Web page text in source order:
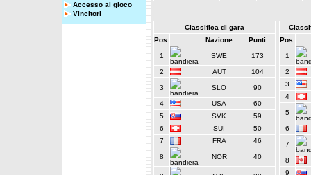
Accesso al gioco
Vincitori
Classifica di gara
Pos.
Nazione Punti
1 SWE 173
2 AUT 104
3 SLO 90
4 USA
60
5
SVK
59
6
SUI
50
7
FRA 46
8 NOR 40
Pos.
1
2
3
4
5
6
7
8
9